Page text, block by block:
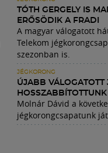
TÓTH GERGELY IS
ERŐSÖDIK A FRADI
A magyar válogatott
Telekom
szezonban is.
JÉGKORONG
ÚJABB VÁLOGATOTT
HOSSZABBÍTOTTUNK
Molnár Dávid a
jégkorongcsapatunk